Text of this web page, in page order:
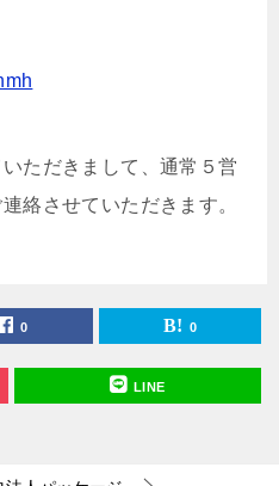
ただきまして、通常５営
絡させていただきます。
0 0
LINE